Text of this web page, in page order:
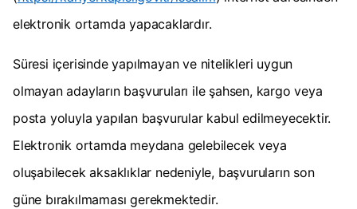
elektronik ortamda yapacaklardır.
Süresi içerisinde yapılmayan ve nitelikleri uygun
olmayan adayların başvuruları ile şahsen, kargo veya
posta yoluyla yapılan başvurular kabul edilmeyecektir.
Elektronik ortamda meydana gelebilecek veya
oluşabilecek aksaklıklar nedeniyle, başvuruların son
güne bırakılmaması gerekmektedir.